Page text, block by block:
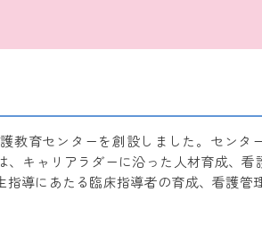
教育センターを創設しました。センタ
、キャリアラダーに沿った人材育成、
導にあたる臨床指導者の育成、看護管